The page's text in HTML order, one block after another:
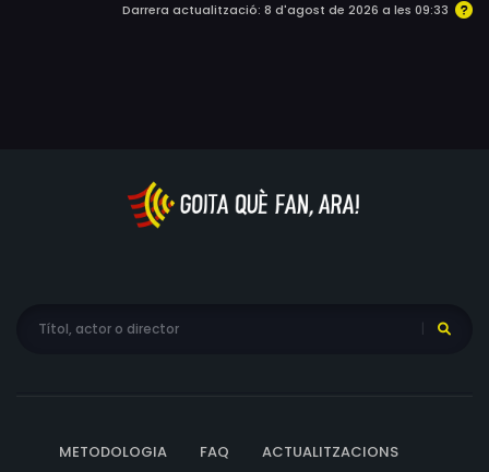
Darrera actualització: 8 d'agost de 2026 a les 09:33
METODOLOGIA FAQ
ACTUALITZACIONS